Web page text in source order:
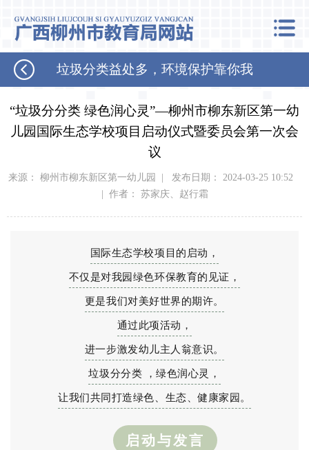
垃圾分类益处多，环境保护靠你我
“垃圾分分类 绿色润心灵”—柳州市柳东新区第一幼
儿园国际生态学校项目启动仪式暨委员会第一次会
议
来源： 柳州市柳东新区第一幼儿园 | 发布日期： 2024-03-25 10:52
| 作者： 苏家庆、赵行霜
国际生态学校项目的启动，
不仅是对我园绿色环保教育的见证，
更是我们对美好世界的期许。
通过此项活动，
进一步激发幼儿主人翁意识。
垃圾分分类 ，绿色润心灵，
让我们共同打造绿色、生态、健康家园。
启动与发言